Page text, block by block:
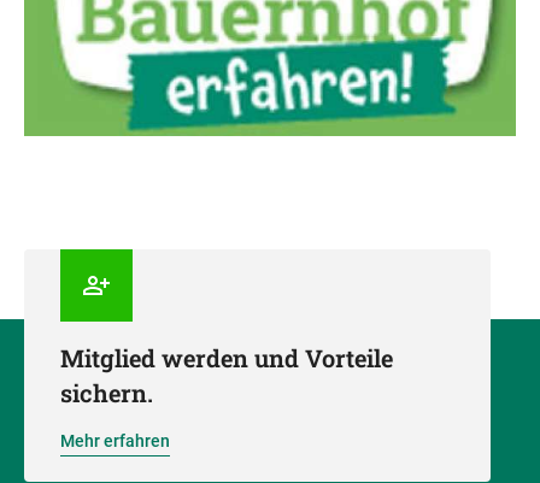
Mitglied werden und Vorteile
sichern.
Mehr erfahren